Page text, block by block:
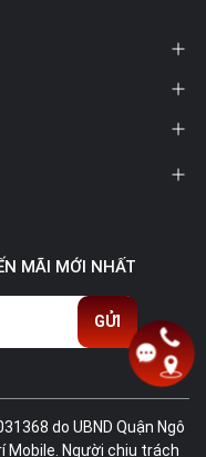
MÃI MỚI NHẤT
GỬI
do UBND Quận Ngô
Mobile. Người chịu trách